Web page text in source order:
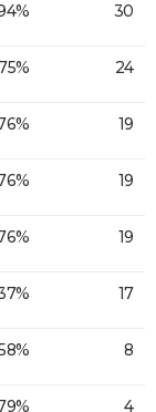
30
24
19
19
19
17
8
4